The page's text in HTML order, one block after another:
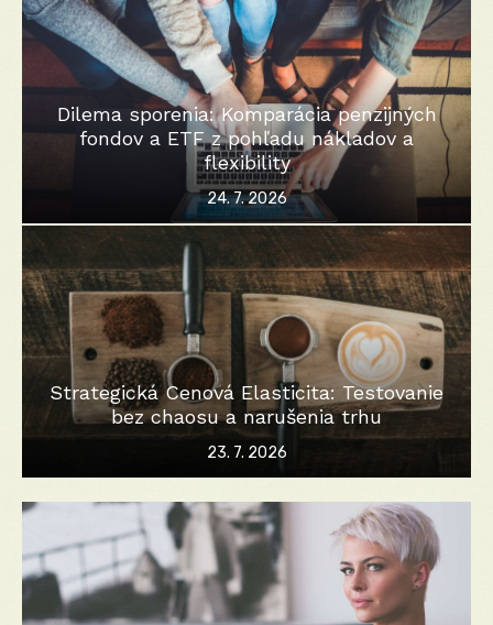
Dilema sporenia: Komparácia penzijných
fondov a ETF z pohľadu nákladov a
flexibility
Posted
on
24. 7. 2026
Strategická Cenová Elasticita: Testovanie
bez chaosu a narušenia trhu
Posted
on
23. 7. 2026